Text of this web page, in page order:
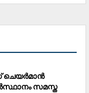
സമസ്ത